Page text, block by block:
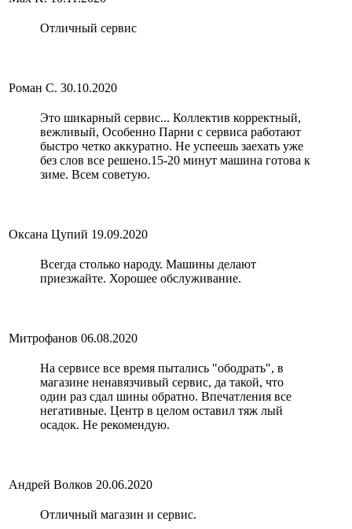
Отличный сервис
Роман С. 30.10.2020
Это шикарный сервис... Коллектив корректный,
вежливый, Особенно Парни с сервиса работают
быстро четко аккуратно. Не успеешь заехать уже
без слов все решено.15-20 минут машина готова к
зиме. Всем советую.
Оксана Цупий 19.09.2020
Всегда столько народу. Машины делают
приезжайте. Хорошее обслуживание.
Митрофанов 06.08.2020
На сервисе все время пытались "ободрать", в
магазине ненавязчивый сервис, да такой, что
один раз сдал шины обратно. Впечатления все
негативные. Центр в целом оставил тяж лый
осадок. Не рекомендую.
Андрей Волков 20.06.2020
Отличный магазин и сервис.